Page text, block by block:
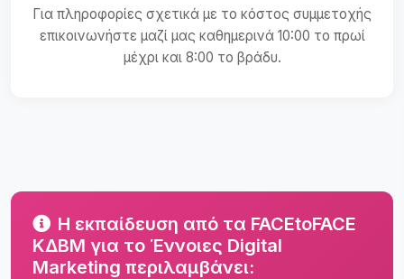
Για πληροφορίες σχετικά με το κόστος συμμετοχής
επικοινωνήστε μαζί μας καθημερινά 10:00 το πρωί
μέχρι και 8:00 το βράδυ.
Η εκπαίδευση από τα FACEtoFACE
ΚΔΒΜ για το Έννοιες Digital
Marketing περιλαμβάνει: